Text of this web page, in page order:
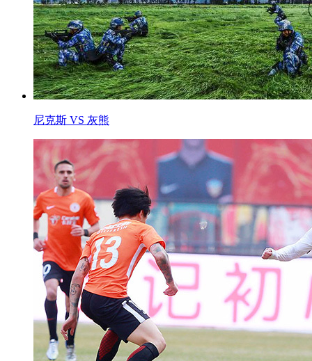
尼克斯 VS 灰熊